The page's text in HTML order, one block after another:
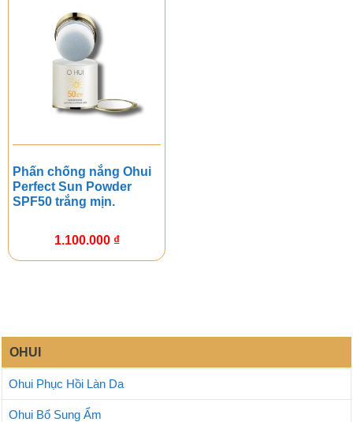
Phấn chống nắng Ohui
Perfect Sun Powder
SPF50 trắng mịn.
1.100.000 ₫
OHUI
Ohui Phục Hồi Làn Da
Ohui Bổ Sung Ẩm